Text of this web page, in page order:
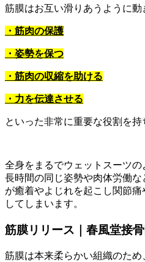
筋膜はお互い滑りあうように動
・筋肉の保護
・姿勢を保つ
・筋肉の収縮を助ける
・力を伝達させる
といった非常に重要な役割を持
全身をまるでウェットスーツ
長時間の同じ姿勢や肉体労働
が癒着やよじれを起こし関節
してしまいます。
筋膜リリース｜春風堂接
筋膜は本来柔らかい組織のた